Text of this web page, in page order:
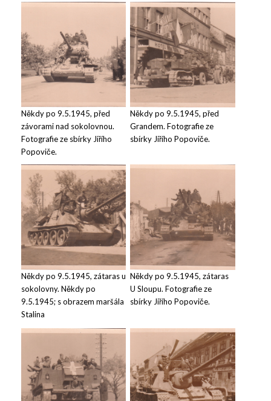
Někdy po 9.5.1945, před
závorami nad sokolovnou.
Fotografie ze sbírky Jiřího
Popoviče.
Někdy po 9.5.1945, před
Grandem. Fotografie ze
sbírky Jiřího Popoviče.
Někdy po 9.5.1945, zátaras u
sokolovny. Někdy po
9.5.1945; s obrazem maršála
Stalina
Někdy po 9.5.1945, zátaras
U Sloupu. Fotografie ze
sbírky Jiřího Popoviče.